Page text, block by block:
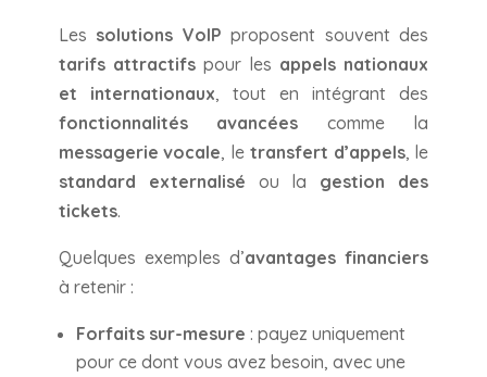
Les solutions VoIP proposent souvent des
tarifs attractifspour les appels nationaux
et internationaux, tout en intégrant des
fonctionnalités avancées comme la
messagerie vocale, le transfert d’appels, le
standard externalisé ou la gestion des
tickets.
Quelques exemples d’avantages financiers
à retenir :
Forfaits sur-mesure : payez uniquement
pour ce dont vous avez besoin, avec une